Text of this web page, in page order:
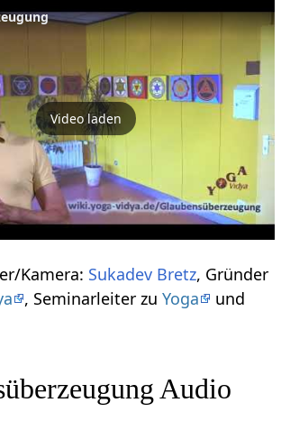
Video laden
Kamera: Sukadev Bretz, Gründer
, Seminarleiter zuYoga
und
Audio